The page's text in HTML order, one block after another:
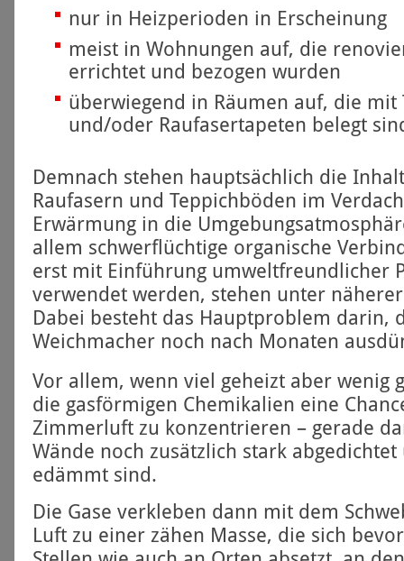
nur in Heiz­perioden in Erscheinung
meist in Wohnungen auf, die
errichtet und bezogen wurden
überwiegend in Räumen auf, die mit
und/oder Raufaser­tapeten belegt
Demnach stehen hauptsächlich die
Raufasern und Teppich­böden im
Erwärmung in die
allem schwer­flüchtige organische
erst mit Einführung umwelt­freundlicher
verwendet werden, stehen unter
Dabei besteht das Haupt­problem darin,
Weichmacher noch nach Monaten
Vor allem, wenn viel geheizt aber wenig
die gas­förmigen Chemikalien eine
Zimmerluft zu konzentrieren – gerade
Wände noch zusätzlich stark
edämmt sind.
Die Gase verkleben dann mit dem
Luft zu einer zähen Masse, die sich